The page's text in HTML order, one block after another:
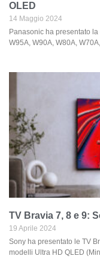
OLED
14 Maggio 2024
Panasonic ha presentato
W95A, W90A, W80A,
TV Bravia 7, 8 e 9:
19 Aprile 2024
Sony ha presentato le TV
modelli Ultra HD QLED